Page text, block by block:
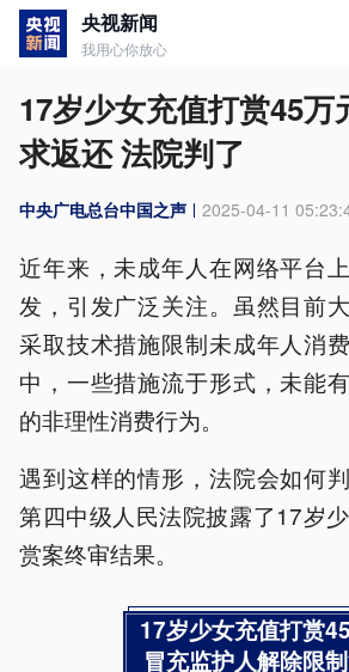
央视新闻
我用心你放心
17岁少女充值打赏45万
求返还 法院判了
中央广电总台中国之声 2025-04-11
近年来，未成年人在网络平台
发，引发广泛关注。虽然目前
采取技术措施限制未成年人消
中，一些措施流于形式，未能
的非理性消费行为。
遇到这样的情形，法院会如何
第四中级人民法院披露了17岁
赏案终审结果。
17岁少女充值打赏
冒充监护人解除限